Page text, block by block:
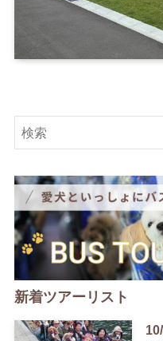
新着ツアーリスト